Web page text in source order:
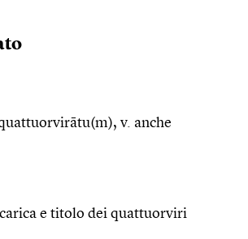
v. anche
e titolo dei quattuorviri